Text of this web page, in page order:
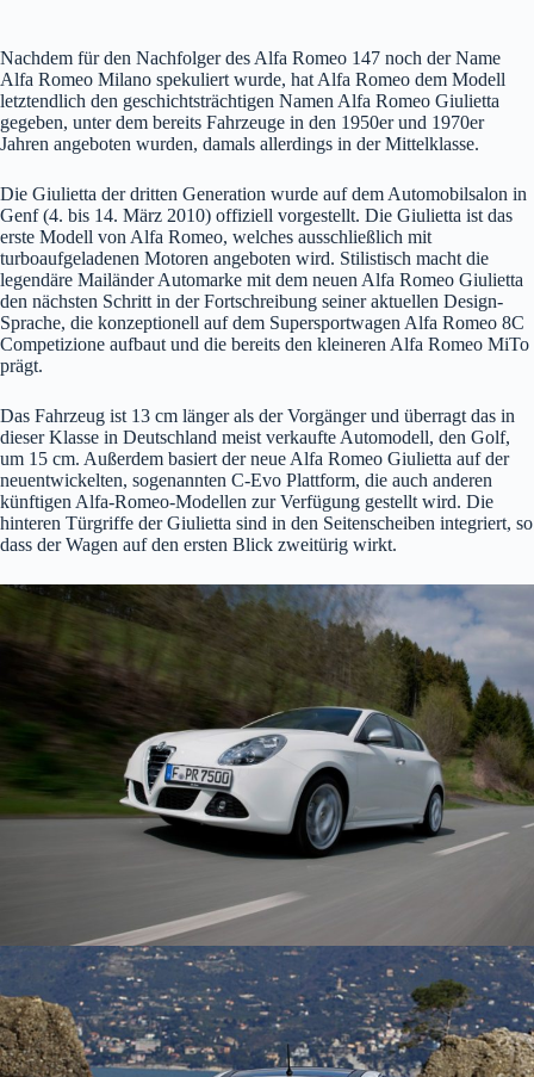
Nachdem für den Nachfolger des Alfa Romeo 147 noch der Name
Alfa Romeo Milano spekuliert wurde, hat Alfa Romeo dem Modell
letztendlich den geschichtsträchtigen Namen Alfa Romeo Giulietta
gegeben, unter dem bereits Fahrzeuge in den 1950er und 1970er
Jahren angeboten wurden, damals allerdings in der Mittelklasse.
Die Giulietta der dritten Generation wurde auf dem Automobilsalon in
Genf (4. bis 14. März 2010) offiziell vorgestellt. Die Giulietta ist das
erste Modell von Alfa Romeo, welches ausschließlich mit
turboaufgeladenen Motoren angeboten wird. Stilistisch macht die
legendäre Mailänder Automarke mit dem neuen Alfa Romeo Giulietta
den nächsten Schritt in der Fortschreibung seiner aktuellen Design-
Sprache, die konzeptionell auf dem Supersportwagen Alfa Romeo 8C
Competizione aufbaut und die bereits den kleineren Alfa Romeo MiTo
prägt.
Das Fahrzeug ist 13 cm länger als der Vorgänger und überragt das in
dieser Klasse in Deutschland meist verkaufte Automodell, den Golf,
um 15 cm. Außerdem basiert der neue Alfa Romeo Giulietta auf der
neuentwickelten, sogenannten C-Evo Plattform, die auch anderen
künftigen Alfa-Romeo-Modellen zur Verfügung gestellt wird. Die
hinteren Türgriffe der Giulietta sind in den Seitenscheiben integriert, so
dass der Wagen auf den ersten Blick zweitürig wirkt.